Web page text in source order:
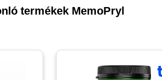
termékek MemoPryl